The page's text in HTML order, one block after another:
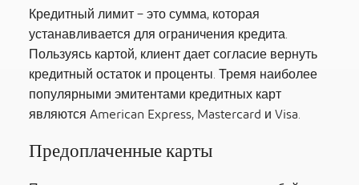
Кредитный лимит – это сумма, которая
устанавливается для ограничения кредита.
Пользуясь картой, клиент дает согласие вернуть
кредитный остаток и проценты. Тремя наиболее
популярными эмитентами кредитных карт
являются American Express, Mastercard и Visa.
Предоплаченные карты